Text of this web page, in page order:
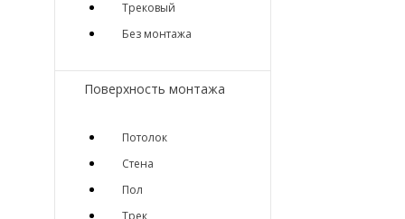
Трековый
Без монтажа
Поверхность монтажа
Потолок
Стена
Пол
Трек